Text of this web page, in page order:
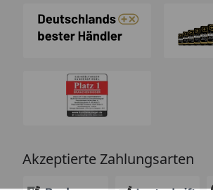
Akzeptierte Zahlungsarten